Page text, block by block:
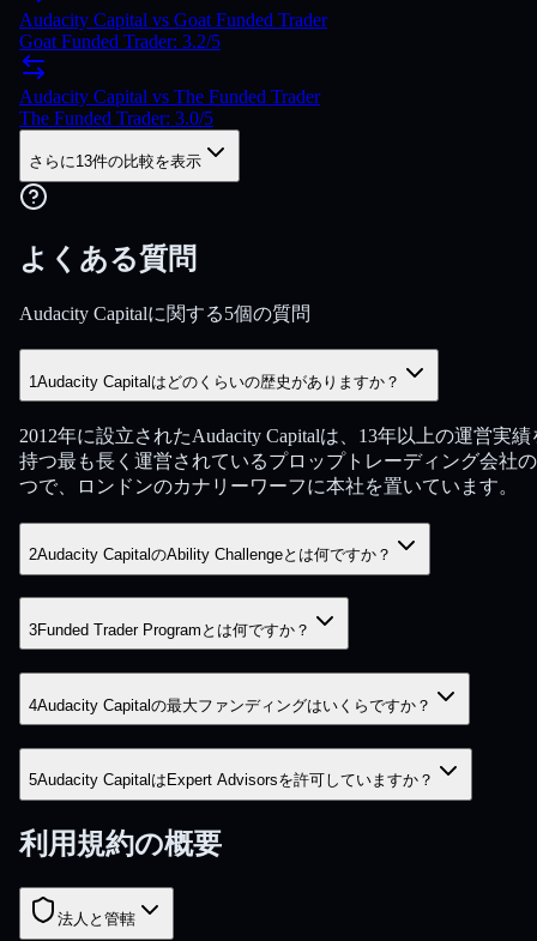
Audacity Capital vs Goat Funded Trader
Goat Funded Trader: 3.2/5
Audacity Capital vs The Funded Trader
The Funded Trader: 3.0/5
さらに13件の比較を表示
よくある質問
Audacity Capitalに関する5個の質問
1Audacity Capitalはどのくらいの歴史がありますか？
2012年に設立されたAudacity Capitalは、13年以上の運営実績
持つ最も長く運営されているプロップトレーディング会社
つで、ロンドンのカナリーワーフに本社を置いています。
2Audacity CapitalのAbility Challengeとは何ですか？
3Funded Trader Programとは何ですか？
4Audacity Capitalの最大ファンディングはいくらですか？
5Audacity CapitalはExpert Advisorsを許可していますか？
利用規約の概要
法人と管轄